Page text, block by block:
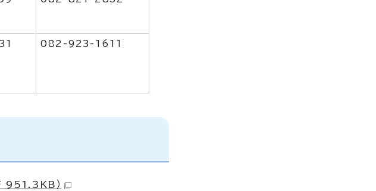
082-923-1611
951.3KB）